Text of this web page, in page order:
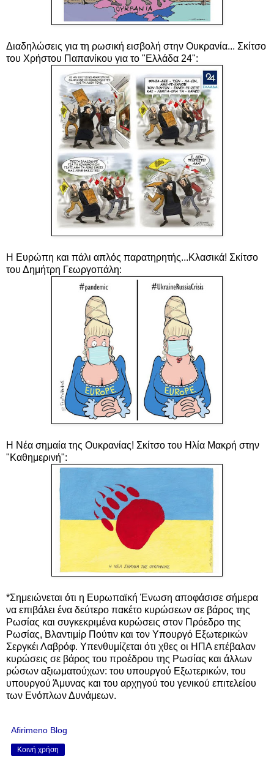
Διαδηλώσεις για τη ρωσική εισβολή στην Ουκρανία... Σκίτσο
του Χρήστου Παπανίκου για το "Ελλάδα 24":
Η Ευρώπη και πάλι απλός παρατηρητής...Κλασικά! Σκίτσο
του Δημήτρη Γεωργοπάλη:
Η Νέα σημαία της Ουκρανίας! Σκίτσο του Ηλία Μακρή στην
"Καθημερινή":
*Σημειώνεται ότι η Ευρωπαϊκή Ένωση αποφάσισε σήμερα
να επιβάλει ένα δεύτερο πακέτο κυρώσεων σε βάρος της
Ρωσίας και συγκεκριμένα κυρώσεις στον Πρόεδρο της
Ρωσίας, Βλαντιμίρ Πούτιν και τον Υπουργό Εξωτερικών
Σεργκέι Λαβρόφ. Υπενθυμίζεται ότι χθες οι ΗΠΑ επέβαλαν
κυρώσεις σε βάρος του προέδρου της Ρωσίας και άλλων
ρώσων αξιωματούχων: του υπουργού Εξωτερικών, του
υπουργού Άμυνας και του αρχηγού του γενικού επιτελείου
των Ενόπλων Δυνάμεων.
Afirimeno Blog
Κοινή χρήση